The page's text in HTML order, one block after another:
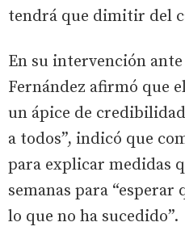
tendrá que dimitir del
En su intervención
Fernández afirmó que
un ápice de
a todos”, indicó que
para explicar medidas
semanas para
lo que no ha sucedido”.